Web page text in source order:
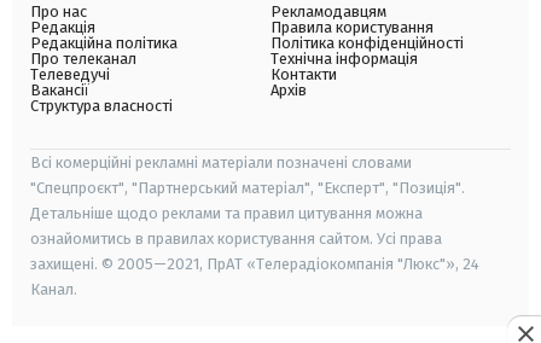
Про нас
Редакція
Редакційна політика
Про телеканал
Телеведучі
Вакансії
Структура власності
Рекламодавцям
Правила користування
Політика конфіденційності
Технічна інформація
Контакти
Архів
Всі комерційні рекламні матеріали позначені словами
"Спецпроєкт", "Партнерський матеріал", "Експерт", "Позиція".
Детальніше щодо реклами та правил цитування можна
ознайомитись в правилах користування сайтом. Усі права
захищені. © 2005—2021, ПрАТ «Телерадіокомпанія "Люкс"», 24
Канал.